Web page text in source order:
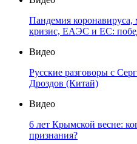
Пандемия
кризис, ЕАЭС и ЕС:
Видео
Русские разговоры с
Дроздов (Китай)
Видео
6 лет Крымской весне:
признания?